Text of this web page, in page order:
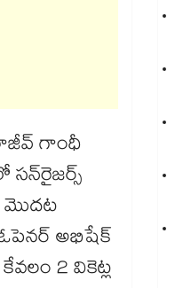
గాంధీ
మొదట
ఓపెనర్ అభిషేక్
2 వికెట్ల